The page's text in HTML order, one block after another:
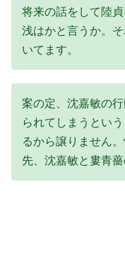
将来の話をして陸
浅はかと言うか。
いてます。
案の定、沈嘉敏の
られてしまうとい
るから譲りません
先、沈嘉敏と婁青